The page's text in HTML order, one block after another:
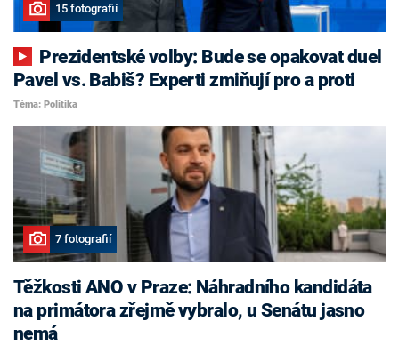
15 fotografií
Pavel vs. Babiš? Experti zmiňují pro a proti
Téma: Politika
7 fotografií
Těžkosti ANO v Praze: Náhradního kandidáta
na primátora zřejmě vybralo, u Senátu jasno
nemá